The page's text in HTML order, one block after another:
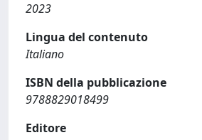
2023
Lingua del contenuto
Italiano
ISBN della pubblicazione
9788829018499
Editore